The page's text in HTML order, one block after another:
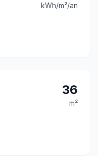
kWh/m²/an
36
m²